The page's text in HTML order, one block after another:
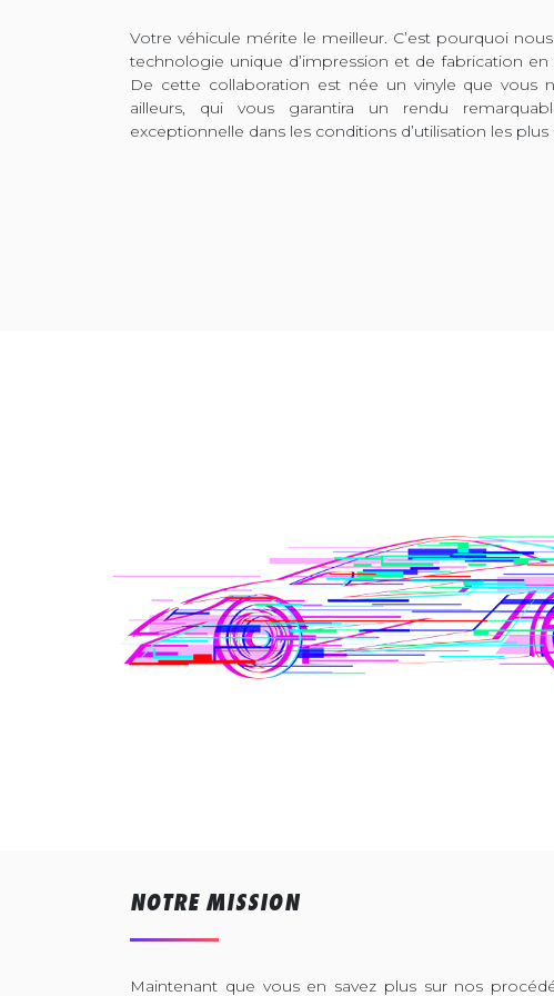
Votre véhicule mérite le meilleur. C’est pourquoi
technologie unique d’impression et de fabrication en
De cette collaboration est née un vinyle que vous
ailleurs, qui vous garantira un rendu
exceptionnelle dans les conditions d’utilisation les plus
NOTRE MISSION
Maintenant que vous en savez plus sur nos